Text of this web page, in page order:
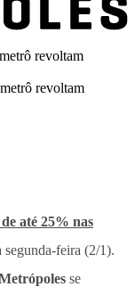
revoltam
até 25% nas
feira (2/1).
se